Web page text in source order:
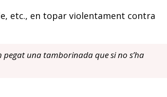
etc., en topar violentament contra
pegat una tamborinada que si no s’ha